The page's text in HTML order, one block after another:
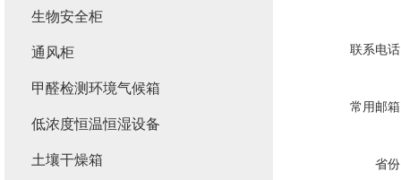
联系电
常用邮
省
生物安全柜
通风柜
甲醛检测环境气候箱
低浓度恒温恒湿设备
土壤干燥箱